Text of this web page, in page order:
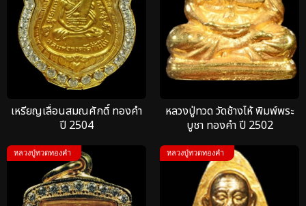
เหรียญเลื่อนสมณศักดิ์ ทองคำ
ปี 2504
หลวงปู่ทวด วัดช้างไห้ พิมพ์พระ
บูชา ทองคำ ปี 2502
หลวงปู่ทวดทองคำ หลวงปู่ทวดทองคำ